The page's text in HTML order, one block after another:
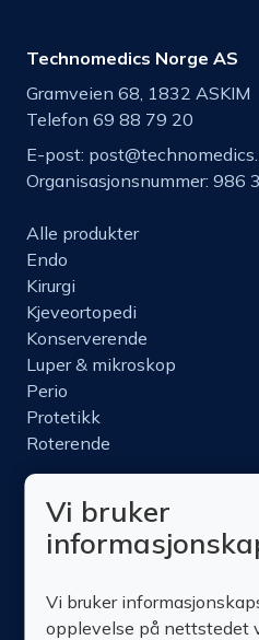
Technomedics Norge AS
Gramveien 68, 1832 ASKIM
Telefon 69 88 79 20
E-post:
Organisasjonsnummer: 986
Alle produkter
Endo
Kirurgi
Kjeveortopedi
Konserverende
Luper & mikroskop
Perio
Protetikk
Roterende
Produktinfo
Kurs
Kontakt oss
Vi bruker
Vi bruker
opplevelse på nettstedet